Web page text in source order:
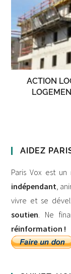
ACTION
AIDEZ
Paris Vox est
indépendant,
vivre et se
soutien. Ne
réinformation !